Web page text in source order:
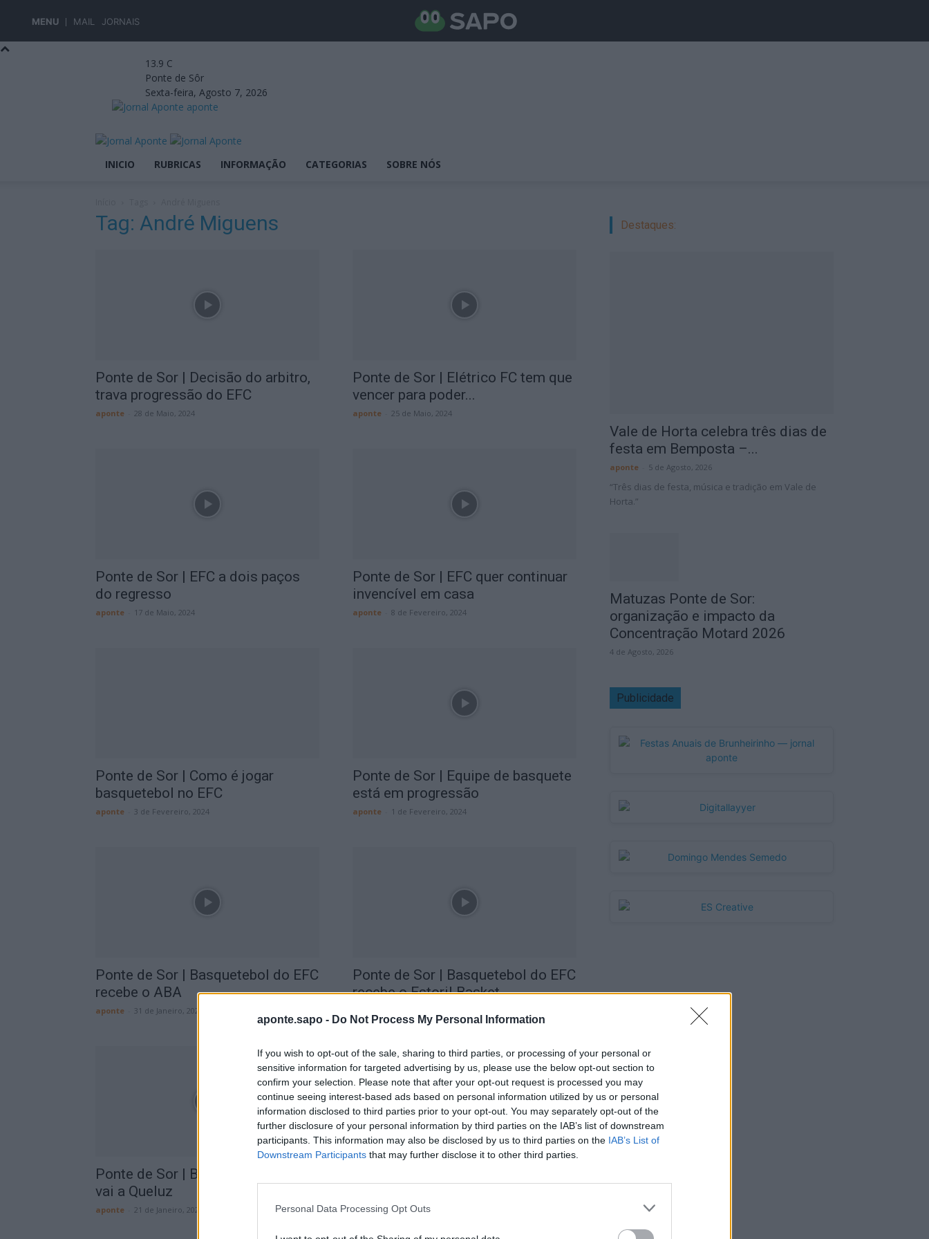
aponte.sapo - Do Not Process My Personal Information
If you wish to opt-out of the sale, sharing to third parties, or processing of your personal or
sensitive information for targeted advertising by us, please use the below opt-out section to
confirm your selection. Please note that after your opt-out request is processed you may
continue seeing interest-based ads based on personal information utilized by us or personal
information disclosed to third parties prior to your opt-out. You may separately opt-out of the
further disclosure of your personal information by third parties on the IAB’s list of downstream
participants. This information may also be disclosed by us to third parties on the IAB’s List of
Downstream Participants that may further disclose it to other third parties.
Personal Data Processing Opt Outs
MENU MAIL JORNAIS
13.9 C
Ponte de Sôr
Sexta-feira, Agosto 7, 2026
aponte
INICIO RUBRICAS INFORMAÇÃO CATEGORIAS SOBRE NÓS
Tag: André Miguens
Ponte de Sor | Decisão do arbitro,
trava progressão do EFC
aponte 28 de Maio, 2024
Ponte de Sor | Elétrico FC tem que
vencer para poder...
aponte 25 de Maio, 2024
Ponte de Sor | EFC a dois paços
do regresso
aponte 17 de Maio, 2024
Ponte de Sor | EFC quer continuar
invencível em casa
aponte 8 de Fevereiro, 2024
Ponte de Sor | Como é jogar
basquetebol no EFC
aponte 3 de Fevereiro, 2024
Ponte de Sor | Equipe de basquete
está em progressão
aponte 1 de Fevereiro, 2024
Ponte de Sor | Basquetebol do EFC
recebe o ABA
aponte 31 de Janeiro, 2024
Ponte de Sor | Basquetebol do EFC
recebe o Estoril Basket...
Ponte de Sor | Basquetebol do EFC
vai a Queluz
aponte 21 de Janeiro, 2024 aponte - 13 de Janeiro, 2024
Destaques:
Vale de Horta celebra três dias de
festa em Bemposta –...
aponte 5 de Agosto, 2026
“Três dias de festa, música e tradição em Vale de
Horta.”
Matuzas Ponte de Sor:
organização e impacto da
Concentração Motard 2026
4 de Agosto, 2026
Publicidade